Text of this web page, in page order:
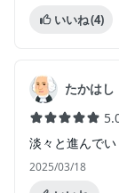
いいね(4)
たかはし
淡々と進んでい
2025/03/18